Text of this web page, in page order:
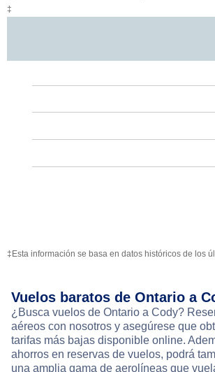
‡
‡Esta información se basa en datos históricos de los
Vuelos baratos de Ontario a
¿Busca vuelos de Ontario a Cody?
aéreos con nosotros y asegúrese que
tarifas más bajas disponible online.
ahorros en reservas de vuelos, podrá
una amplia gama de aerolíneas que